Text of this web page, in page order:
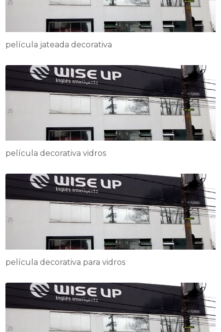
película jateada decorativa
película decorativa vidros
película decorativa para vidros